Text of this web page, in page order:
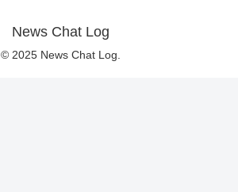
News Chat Log
© 2025 News Chat Log.